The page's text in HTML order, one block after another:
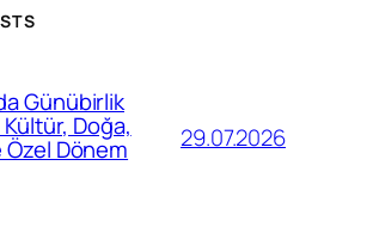
Günübirlik
Doğa,
Dönem 29.07.2026